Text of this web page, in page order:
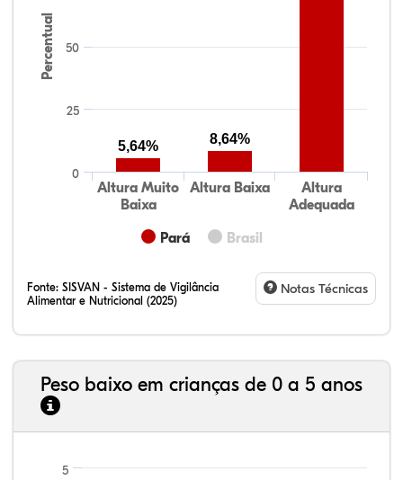
Percentual
Pará Brasil
Altura Muito
Baixa
Altura Baixa
Altura
Adequada
0
25
50
5,64% 8,64%
Fonte: SISVAN - Sistema de Vigilância
Alimentar e Nutricional (2025)
Notas Técnicas
Peso baixo em crianças de 0 a 5 anos
5